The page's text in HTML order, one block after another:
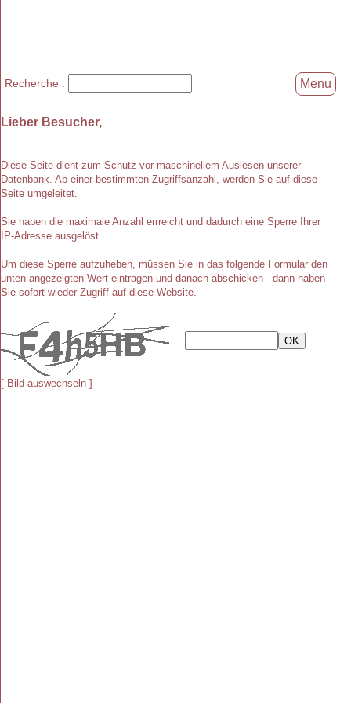
Lieber Besucher,
Diese Seite dient zum Schutz vor maschinellem Auslesen unserer
Datenbank. Ab einer bestimmten Zugriffsanzahl, werden Sie auf diese
Seite umgeleitet.
Sie haben die maximale Anzahl errreicht und dadurch eine Sperre Ihrer
IP-Adresse ausgelöst.
Um diese Sperre aufzuheben, müssen Sie in das folgende Formular den
unten angezeigten Wert eintragen und danach abschicken - dann haben
Sie sofort wieder Zugriff auf diese Website.
[ Bild auswechseln ]
Recherche : Menu